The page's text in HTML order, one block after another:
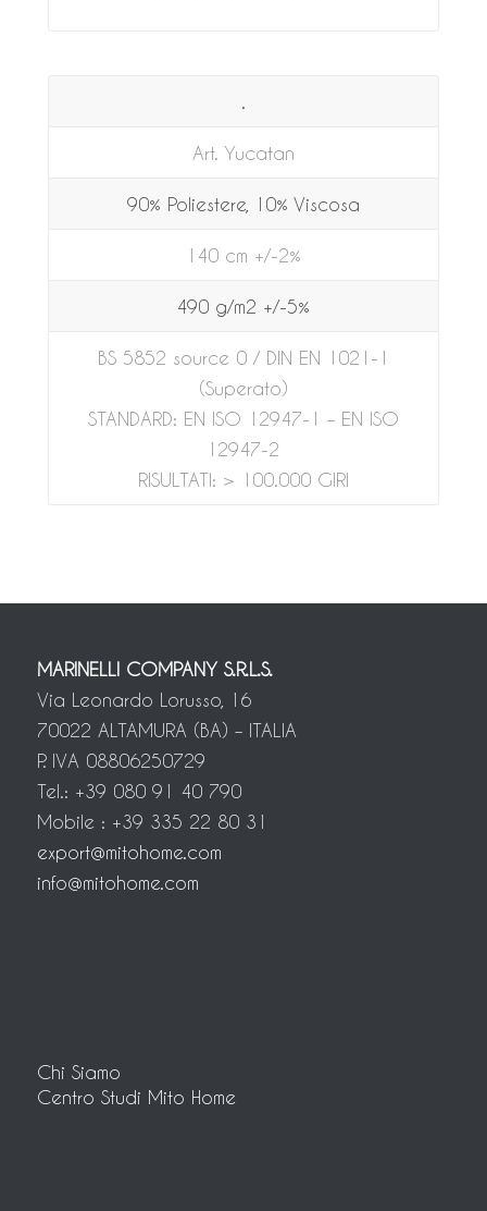
.
Art. Yucatan
90% Poliestere, 10% Viscosa
140 cm +/-2%
490 g/m2 +/-5%
BS 5852 source 0 / DIN EN 1021-1
(Superato)
STANDARD: EN ISO 12947-1 – EN ISO
12947-2
RISULTATI: > 100.000 GIRI
MARINELLI COMPANY S.R.L.S.
Via Leonardo Lorusso, 16
70022 ALTAMURA (BA) – ITALIA
P. IVA 08806250729
Tel.: +39 080 91 40 790
Mobile : +39 335 22 80 31
export@mitohome.com
info@mitohome.com
Chi Siamo
Centro Studi Mito Home